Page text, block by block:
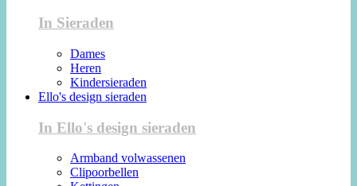
In Sieraden
Dames
Heren
Kindersieraden
Ello's design sieraden
In Ello's design sieraden
Armband volwassenen
Clipoorbellen